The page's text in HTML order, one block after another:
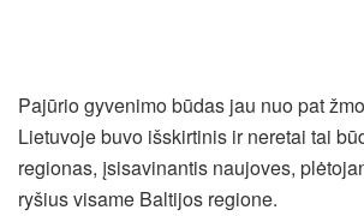
Pajūrio gyvenimo būdas jau nuo pat
Lietuvoje buvo išskirtinis ir neretai tai
regionas, įsisavinantis naujoves,
ryšius visame Baltijos regione.